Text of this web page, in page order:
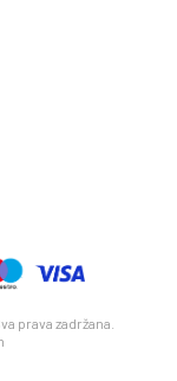
prava zadržana.